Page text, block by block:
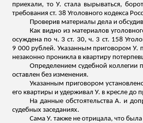
приехали, то У. стала вырываться,
требования ст. 38 Уголовного кодекса
Проверив материалы дела и
Как видно из материалов
осуждена по ч. 3 ст. 30, ч. 3 ст. 158
9 000 рублей. Указанным приговором У.
незаконно проникла в квартиру
Определением судебной коллегии
оставлен без изменения.
Указанным приговором
его квартиры и удерживал У. в кресле
На данные обстоятельства А. и
судебных заседаниях.
Сама У. также не отрицала, что